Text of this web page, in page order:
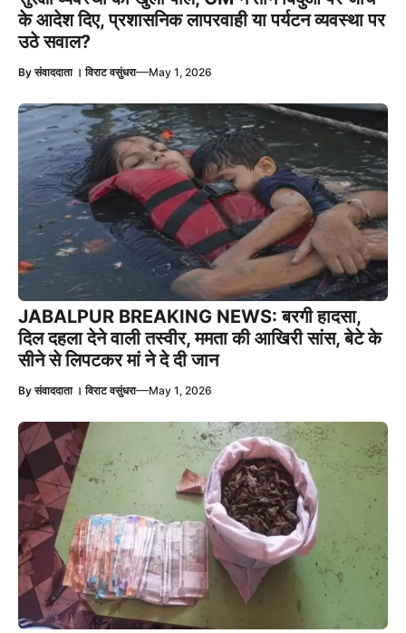
के आदेश दिए, प्रशासनिक लापरवाही या पर्यटन व्यवस्था पर
उठे सवाल?
Byसंवाददाता । विराट वसुंधरा—May 1, 2026
JABALPUR BREAKING NEWS: बरगी हादसा,
दिल दहला देने वाली तस्वीर, ममता की आखिरी सांस, बेटे के
सीने से लिपटकर मां ने दे दी जान
Byसंवाददाता । विराट वसुंधरा—May 1, 2026